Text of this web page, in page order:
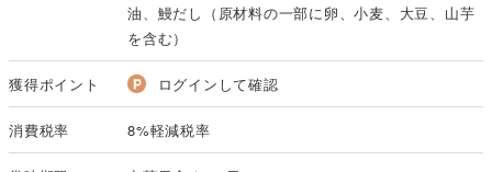
油、鰻だし（原材料の一部に卵、小麦、大豆、山芋
を含む）
獲得ポイント ログインして確認
消費税率 8%軽減税率